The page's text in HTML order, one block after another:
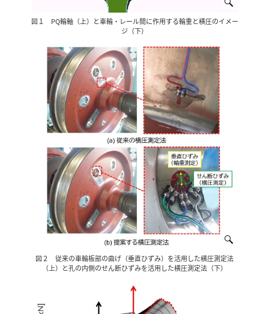
図１ PQ輪軸（上）と車輪・レール間に作用する輪重と横圧のイメー
ジ（下）
図２ 従来の車輪板部の曲げ（垂直ひずみ）を活用した横圧測定法
（上）と孔の内側のせん断ひずみを活用した横圧測定法（下）